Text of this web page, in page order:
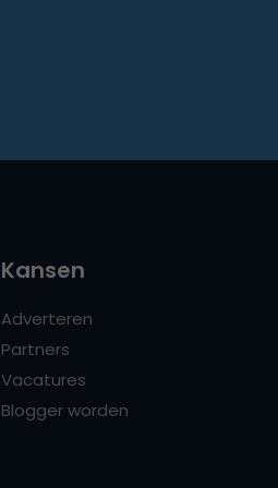
Kansen
Adverteren
Partners
Vacatures
Blogger worden